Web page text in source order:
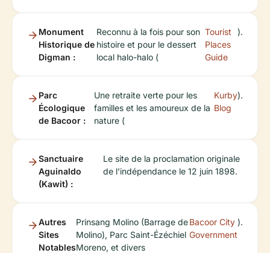
Monument
Historique de
Digman :
Reconnu à la fois pour son
histoire et pour le dessert
local halo-halo (
Tourist
Places
Guide
).
Parc
Écologique
de Bacoor :
Une retraite verte pour les
familles et les amoureux de la
nature (
Kurby
Blog
).
Sanctuaire
Aguinaldo
(Kawit) :
Le site de la proclamation originale
de l'indépendance le 12 juin 1898.
Autres
Sites
Notables
Prinsang Molino (Barrage de
Molino), Parc Saint-Ézéchiel
Moreno, et divers
Bacoor City
Government
).